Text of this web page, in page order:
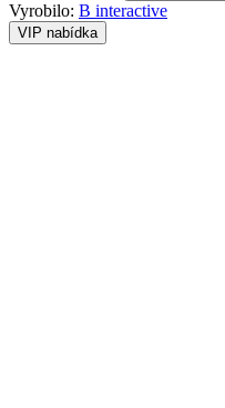
Vyrobilo: B interactive
VIP nabídka